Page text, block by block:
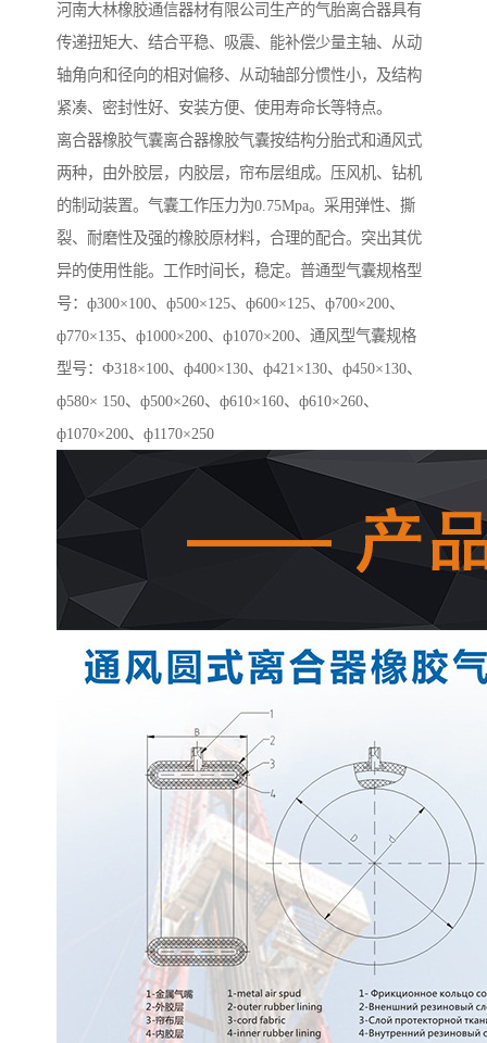
河南大林橡胶通信器材有限公司生产的气胎离合器具有
传递扭矩大、结合平稳、吸震、能补偿少量主轴、从动
轴角向和径向的相对偏移、从动轴部分惯性小，及结构
紧凑、密封性好、安装方便、使用寿命长等特点。
离合器橡胶气囊离合器橡胶气囊按结构分胎式和通风式
两种，由外胶层，内胶层，帘布层组成。压风机、钻机
的制动装置。气囊工作压力为0.75Mpa。采用弹性、撕
裂、耐磨性及强的橡胶原材料，合理的配合。突出其优
异的使用性能。工作时间长，稳定。普通型气囊规格型
号：ф300×100、ф500×125、ф600×125、ф700×200、
ф770×135、ф1000×200、ф1070×200、通风型气囊规格
型号：Ф318×100、ф400×130、ф421×130、ф450×130、
ф580× 150、ф500×260、ф610×160、ф610×260、
ф1070×200、ф1170×250